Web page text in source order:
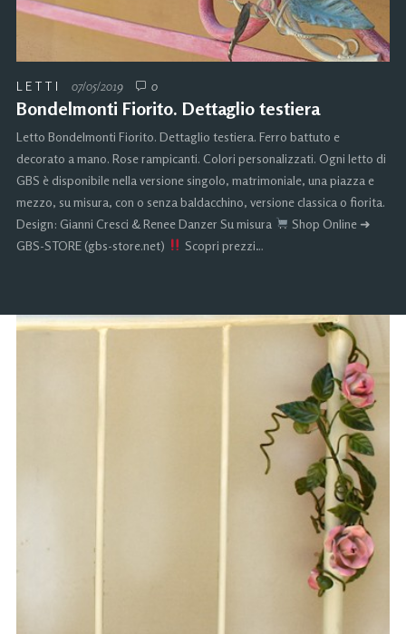
LETTI 07/05/2019 0
Bondelmonti Fiorito. Dettaglio testiera
Letto Bondelmonti Fiorito. Dettaglio testiera. Ferro battuto e
decorato a mano. Rose rampicanti. Colori personalizzati. Ogni letto di
GBS è disponibile nella versione singolo, matrimoniale, una piazza e
mezzo, su misura, con o senza baldacchino, versione classica o fiorita.
Design: Gianni Cresci & Renee Danzer Su misura
Shop Online ➜
GBS-STORE (gbs-store.net)
Scopri prezzi…